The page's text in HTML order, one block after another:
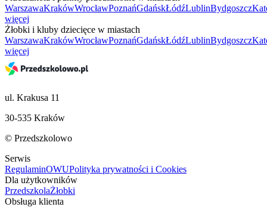
WarszawaKrakówWrocławPoznańGdańskŁódźLublinBydgoszcz
więcej
Żłobki i kluby dziecięce w miastach
WarszawaKrakówWrocławPoznańGdańskŁódźLublinBydgoszcz
więcej
ul. Krakusa 11
30-535 Kraków
© Przedszkolowo
Serwis
RegulaminOWUPolityka prywatności i Cookies
Dla użytkowników
PrzedszkolaŻłobki
Obsługa klienta